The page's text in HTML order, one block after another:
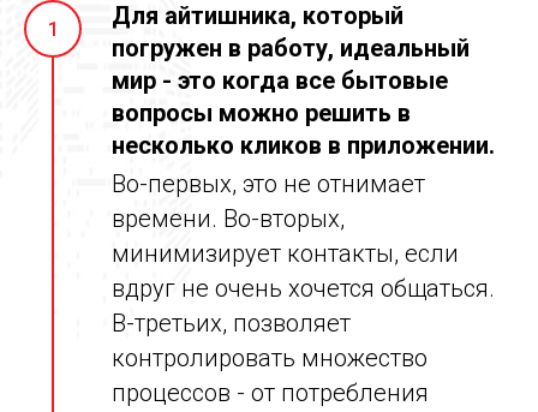
1
Для айтишника, который
погружен в работу, идеальный
мир - это когда все бытовые
вопросы можно решить в
несколько кликов в приложении.
Во-первых, это не отнимает
времени. Во-вторых,
минимизирует контакты, если
вдруг не очень хочется общаться.
В-третьих, позволяет
контролировать множество
процессов - от потребления